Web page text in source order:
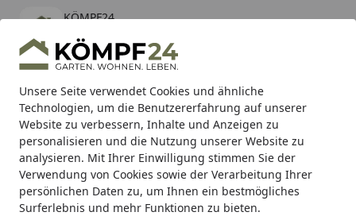
Unsere Seite verwendet Cookies und ähnliche
Technologien, um die Benutzererfahrung auf unserer
Website zu verbessern, Inhalte und Anzeigen zu
personalisieren und die Nutzung unserer Website zu
analysieren. Mit Ihrer Einwilligung stimmen Sie der
Verwendung von Cookies sowie der Verarbeitung Ihrer
persönlichen Daten zu, um Ihnen ein bestmögliches
Surferlebnis und mehr Funktionen zu bieten.
KÖMPF24
kostenlos - Im App Store
Hotline
Alle Produkte
Mein Konto
Suchen
Karibu Pools inkl. gratis Sandfilteranlage & Pool-
Starterset (Gesamtwert bis 468,99€)